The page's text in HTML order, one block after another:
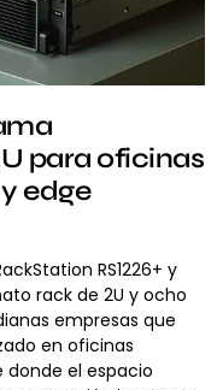
para oficinas
edge
RS1226+ y
rack de 2U y ocho
empresas que
en oficinas
donde el espacio